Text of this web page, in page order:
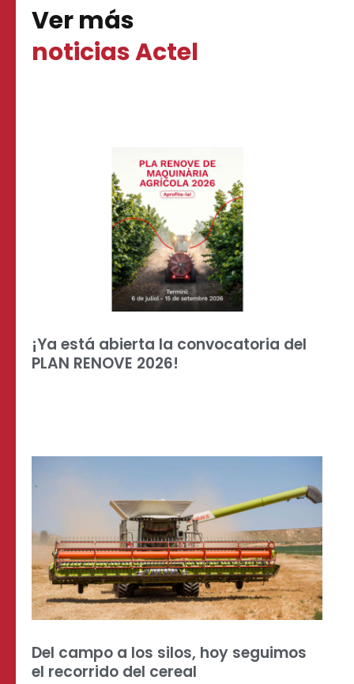
Ver más
noticias Actel
¡Ya está abierta la convocatoria del
PLAN RENOVE 2026!
Del campo a los silos, hoy seguimos
el recorrido del cereal